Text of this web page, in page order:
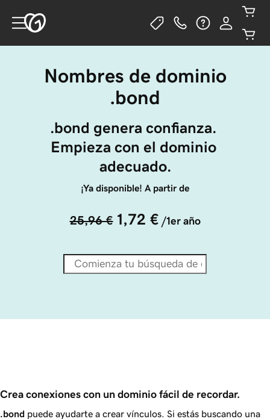
Nombres de dominio
.bond
.bond genera confianza.
Empieza con el dominio
adecuado.
¡Ya disponible! A partir de
25,96 € 1,72 € /1er año
Crea conexiones con un dominio fácil de recordar.
.bond puede ayudarte a crear vínculos. Si estás buscando una